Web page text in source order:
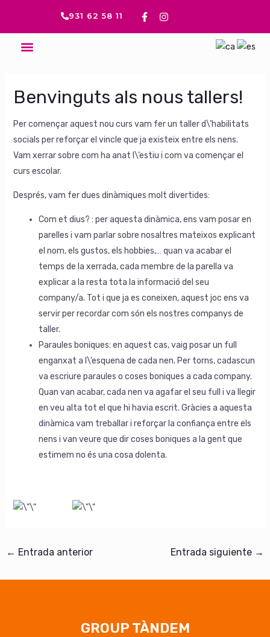
931 62 58 11
F
a
f
I
n
Menú
Benvinguts als nous tallers!
Per començar aquest nou curs vam fer un taller d\’habilitats
socials per reforçar el vincle que ja existeix entre els nens.
Vam xerrar sobre com ha anat l\’estiu i com va començar el
curs escolar.
Després, vam fer dues dinàmiques molt divertides:
Com et dius? : per aquesta dinàmica, ens vam posar en
parelles i vam parlar sobre nosaltres mateixos explicant
el nom, els gustos, els hobbies,… quan va acabar el
temps de la xerrada, cada membre de la parella va
explicar a la resta tota la informació del seu
company/a. Tot i que ja es coneixen, aquest joc ens va
servir per recordar com són els nostres companys de
taller.
Paraules boniques: en aquest cas, vaig posar un full
enganxat a l\’esquena de cada nen. Per torns, cadascun
va escriure paraules o coses boniques a cada company.
Quan van acabar, cada nen va agafar el seu full i va llegir
en veu alta tot el que hi havia escrit. Gràcies a aquesta
dinàmica vam treballar i reforçar la confiança entre els
nens i van veure que dir coses boniques a la gent que
estimem no és una cosa dolenta.
← Entrada anterior Entrada siguiente →
GROUP TÀNDEM